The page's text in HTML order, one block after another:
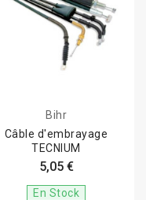
Bihr
Câble d'embrayage
TECNIUM
5,05 €
En Stock